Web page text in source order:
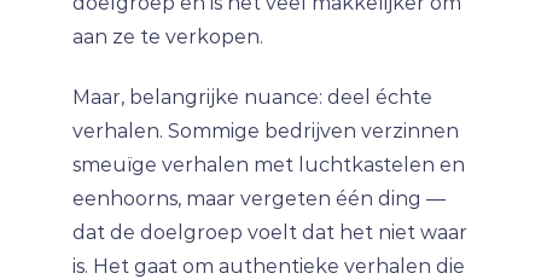
aan ze te verkopen.
Maar, belangrijke nuance: deel échte
verhalen. Sommige bedrijven verzinnen
smeuïge verhalen met luchtkastelen en
eenhoorns, maar vergeten één ding —
dat de doelgroep voelt dat het niet waar
is. Het gaat om authentieke verhalen die